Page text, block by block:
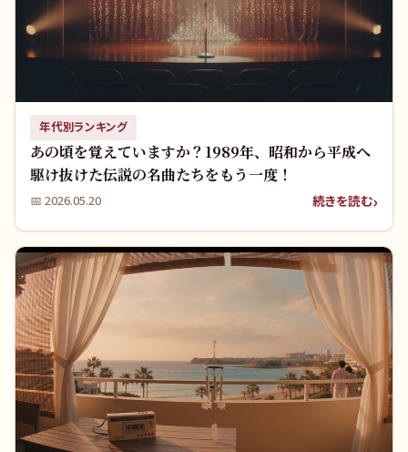
年代別ランキング
あの頃を覚えていますか？1989年、昭和から平成へ
駆け抜けた伝説の名曲たちをもう一度！
📅 2026.05.20 続きを読む